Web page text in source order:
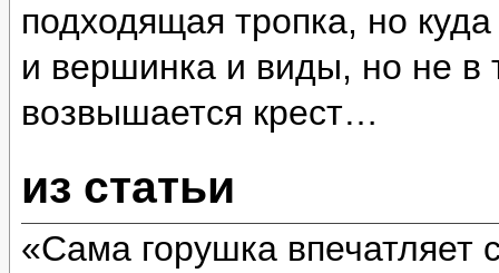
подходящая тропка, но
и вершинка и виды, но не в
возвышается крест…
из статьи
«Сама горушка